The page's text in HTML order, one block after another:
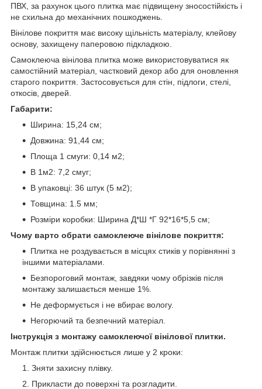
ПВХ, за рахунок цього плитка має підвищену зносостійкість і
не схильна до механічних пошкоджень.
Вінілове покриття має високу щільність матеріалу, клейову
основу, захищену паперовою підкладкою.
Самоклеюча вінілова плитка може використовуватися як
самостійний матеріал, частковий декор або для оновлення
старого покриття. Застосовується для стін, підлоги, стелі,
откосів, дверей.
Габарити:
Ширина: 15,24 см;
Довжина: 91,44 см;
Площа 1 смуги: 0,14 м2;
В 1м2: 7,2 смуг;
В упаковці: 36 штук (5 м2);
Товщина: 1.5 мм;
Розміри коробки: Ширина Д*Ш *Г 92*16*5,5 см;
Чому варто обрати самоклеюче вінілове покриття:
Плитка не роздувається в місцях стиків у порівнянні з
іншими матеріалами.
Безпороговий монтаж, завдяки чому обрізків після
монтажу залишається менше 1%.
Не деформується і не вбирає вологу.
Негорючий та безпечний матеріал.
Інструкція з монтажу самоклеючої вінілової плитки.
Монтаж плитки здійснюється лише у 2 кроки:
Зняти захисну плівку.
Прикласти до поверхні та розгладити.